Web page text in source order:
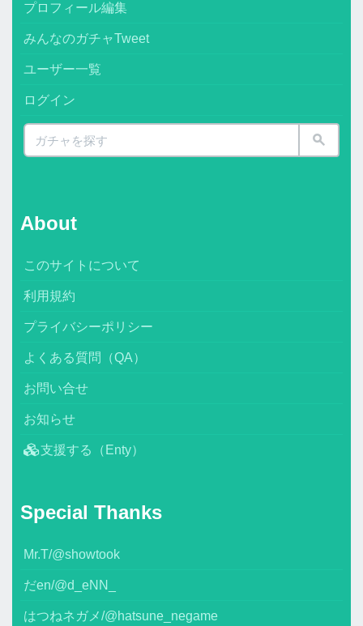
プロフィール編集
みんなのガチャTweet
ユーザー一覧
ログイン
About
このサイトについて
利用規約
プライバシーポリシー
よくある質問（QA）
お問い合せ
お知らせ
支援する（Enty）
Special Thanks
Mr.T/@showtook
だen/@d_eNN_
はつねネガメ/@hatsune_negame